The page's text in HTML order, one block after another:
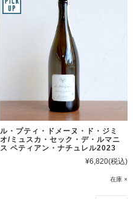
ル・プティ・ドメーヌ・ド・ジミ
オ/ミュスカ・セック・デ・ルマニ
ス ペティアン・ナチュレル2023
¥6,820(税込)
在庫 ×